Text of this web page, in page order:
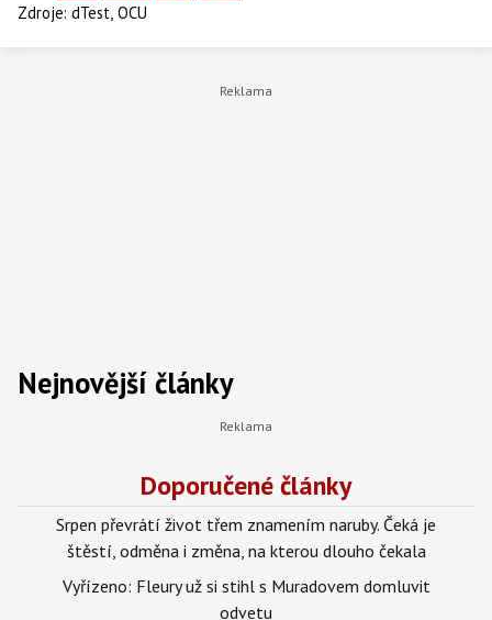
Zdroje: dTest OCU
Nejnovější články
Doporučené články
Srpen převrátí život třem znamením naruby. Čeká je
štěstí, odměna i změna, na kterou dlouho čekala
Vyřízeno: Fleury už si stihl s Muradovem domluvit
odvetu